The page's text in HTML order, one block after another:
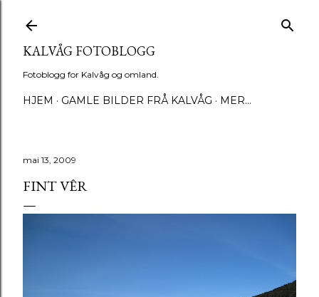
KALVÅG FOTOBLOGG
Fotoblogg for Kalvåg og omland.
HJEM GAMLE BILDER FRÅ KALVÅG MER…
mai 13, 2009
FINT VÊR